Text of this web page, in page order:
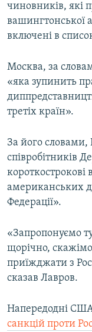
чиновників, які
вашингтонської
включені в
Москва, за
«яка зупинить
третіх країн».
За його словами,
співробітників
короткострокові
американських
Федерації».
«Запропонуємо
щорічно,
приїжджати з
сказав Лавров.
Напередодні
санкцій проти